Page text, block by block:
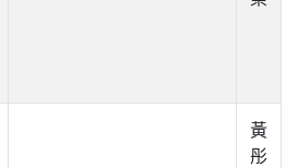
黃
彤